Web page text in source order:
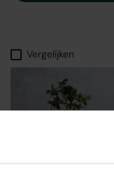
Vergelijken